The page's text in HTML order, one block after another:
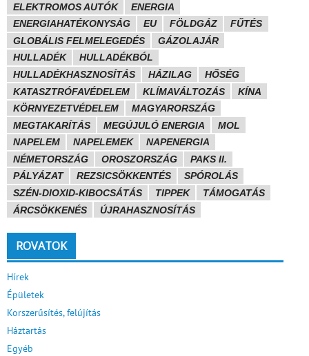
ELEKTROMOS AUTÓK
ENERGIA
ENERGIAHATÉKONYSÁG
EU FÖLDGÁZ
FŰTÉS
GLOBÁLIS FELMELEGEDÉS
GÁZOLAJÁR
HULLADÉK
HULLADÉKBÓL
HULLADÉKHASZNOSÍTÁS
HÁZILAG
HŐSÉG
KATASZTRÓFAVÉDELEM
KLÍMAVÁLTOZÁS
KÍNA
KÖRNYEZETVÉDELEM
MAGYARORSZÁG
MEGTAKARÍTÁS
MEGÚJULÓ ENERGIA
MOL
NAPELEM
NAPELEMEK
NAPENERGIA
NÉMETORSZÁG
OROSZORSZÁG
PAKS II.
PÁLYÁZAT
REZSICSÖKKENTÉS
SPÓROLÁS
SZÉN-DIOXID-KIBOCSÁTÁS
TIPPEK
TÁMOGATÁS
ÁRCSÖKKENÉS
ÚJRAHASZNOSÍTÁS
ROVATOK
Hírek
Épületek
Korszerűsítés, felújítás
Háztartás
Egyéb